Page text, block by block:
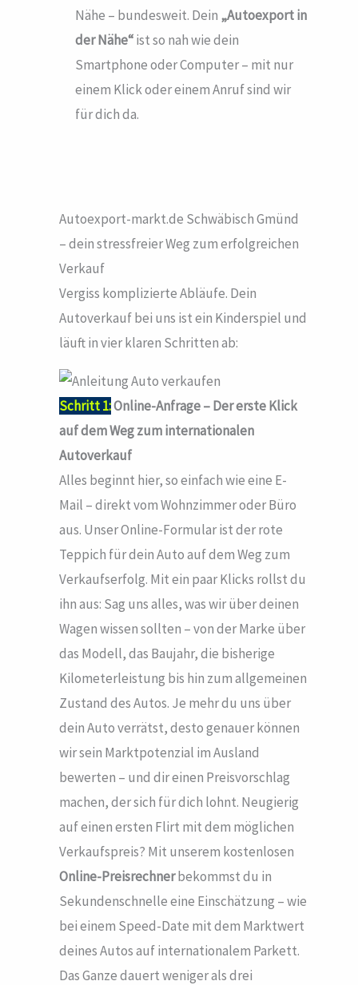
Nähe – bundesweit. Dein „Autoexport in
der Nähe“ist so nah wie dein
Smartphone oder Computer – mit nur
einem Klick oder einem Anruf sind wir
für dich da.
Autoexport-markt.de Schwäbisch Gmünd
– dein stressfreier Weg zum erfolgreichen
Verkauf
Vergiss komplizierte Abläufe. Dein
Autoverkauf bei uns ist ein Kinderspiel und
läuft in vier klaren Schritten ab:
Schritt 1:Online-Anfrage – Der erste Klick
auf dem Weg zum internationalen
Autoverkauf
Alles beginnt hier, so einfach wie eine E-
Mail – direkt vom Wohnzimmer oder Büro
aus. Unser Online-Formular ist der rote
Teppich für dein Auto auf dem Weg zum
Verkaufserfolg. Mit ein paar Klicks rollst du
ihn aus: Sag uns alles, was wir über deinen
Wagen wissen sollten – von der Marke über
das Modell, das Baujahr, die bisherige
Kilometerleistung bis hin zum allgemeinen
Zustand des Autos. Je mehr du uns über
dein Auto verrätst, desto genauer können
wir sein Marktpotenzial im Ausland
bewerten – und dir einen Preisvorschlag
machen, der sich für dich lohnt. Neugierig
auf einen ersten Flirt mit dem möglichen
Verkaufspreis? Mit unserem kostenlosen
Online-Preisrechnerbekommst du in
Sekundenschnelle eine Einschätzung – wie
bei einem Speed-Date mit dem Marktwert
deines Autos auf internationalem Parkett.
Das Ganze dauert weniger als drei